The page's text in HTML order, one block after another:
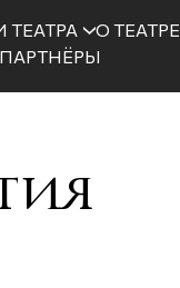
О ТЕАТРЕ
ПАРТНЁРЫ